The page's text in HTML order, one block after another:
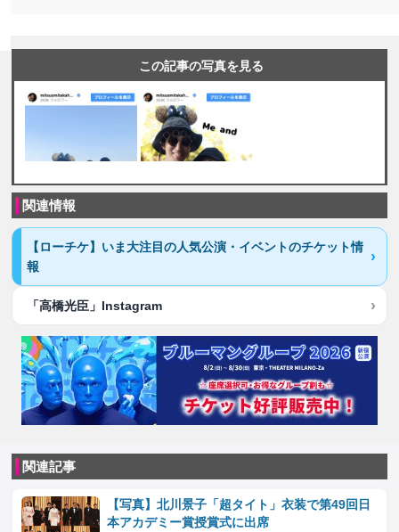
この記事の写真を見る
関連情報
【ローチケ】いま大注目の人気公演・イベントのチケット情
報
「高橋光臣」Instagram
関連記事
【写真】北川景子「超タイト」衣装で第49回日
本アカデミー賞授賞式に出席